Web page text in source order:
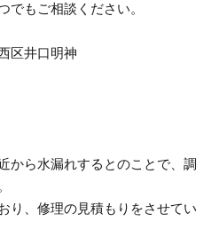
でもご相談ください。
区井口明神
から水漏れするとのことで、調
り、修理の見積もりをさせてい